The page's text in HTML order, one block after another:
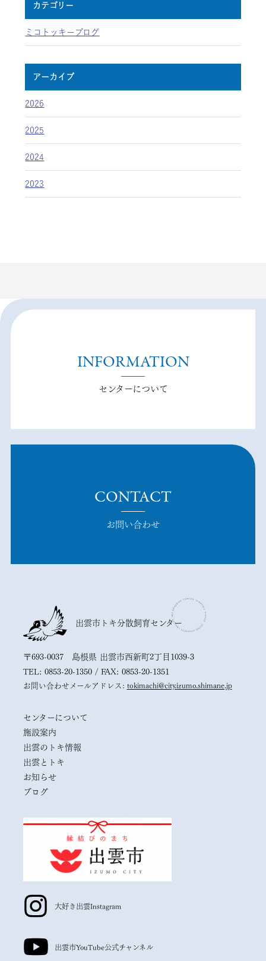
カテゴリー
ミコトッキーブログ
アーカイブ
2026
2025
2024
2023
INFORMATION
センターについて
CONTACT
お問い合わせ
出雲市トキ分散飼育センター
〒693-0037 島根県 出雲市西新町2丁目1039-3
TEL: 0853-20-1350 / FAX: 0853-20-1351
お問い合わせメールアドレス: tokimachi@city.izumo.shimane.jp
センターについて
施設案内
出雲のトキ情報
出雲とトキ
お知らせ
ブログ
大好き出雲Instagram
出雲市YouTube公式チャンネル